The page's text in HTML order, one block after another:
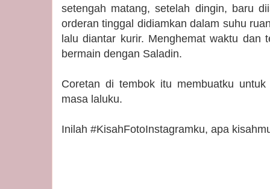
setengah matang, setelah dingin, baru
orderan tinggal didiamkan dalam suhu
lalu diantar kurir. Menghemat waktu dan
bermain dengan Saladin.
Coretan di tembok itu membuatku
masa laluku.
Inilah #KisahFotoInstagramku, apa